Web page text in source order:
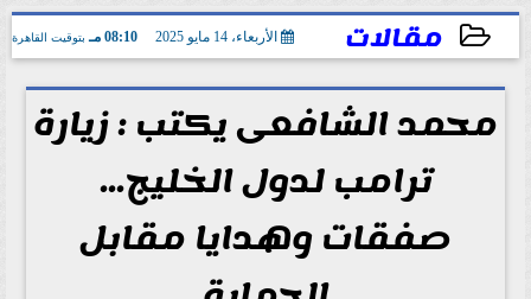
مقالات الأربعاء، 14 مايو 2025 08:10 مـ بتوقيت القاهرة
2025-05-14 20:10:14
محمد الشافعى يكتب : زيارة
ترامب لدول الخليج...
صفقات وهدايا مقابل